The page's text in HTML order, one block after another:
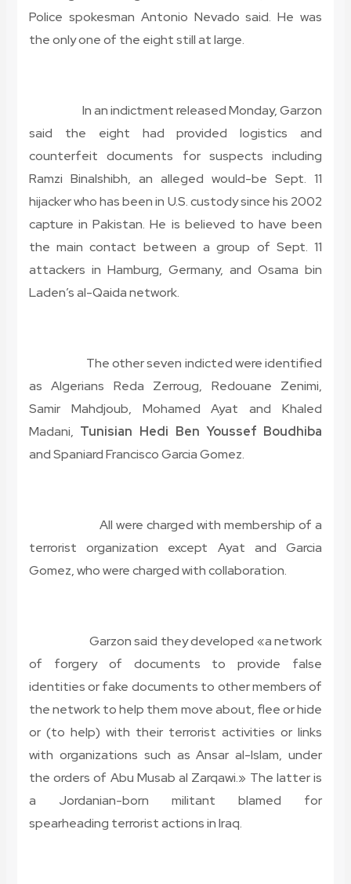
Police spokesman Antonio Nevado said. He was
the only one of the eight still at large.
In an indictment released Monday, Garzon
said the eight had provided logistics and
counterfeit documents for suspects including
Ramzi Binalshibh, an alleged would-be Sept. 11
hijacker who has been in U.S. custody since his 2002
capture in Pakistan. He is believed to have been
the main contact between a group of Sept. 11
attackers in Hamburg, Germany, and Osama bin
Laden’s al-Qaida network.
The other seven indicted were identified
as Algerians Reda Zerroug, Redouane Zenimi,
Samir Mahdjoub, Mohamed Ayat and Khaled
Madani, Tunisian Hedi Ben Youssef Boudhiba
and Spaniard Francisco Garcia Gomez.
All were charged with membership of a
terrorist organization except Ayat and Garcia
Gomez, who were charged with collaboration.
Garzon said they developed «a network
of forgery of documents to provide false
identities or fake documents to other members of
the network to help them move about, flee or hide
or (to help) with their terrorist activities or links
with organizations such as Ansar al-Islam, under
the orders of Abu Musab al Zarqawi.» The latter is
a Jordanian-born militant blamed for
spearheading terrorist actions in Iraq.